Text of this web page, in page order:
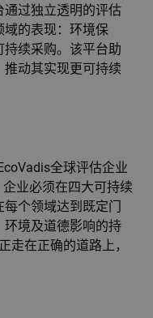
过独立透明的评估
域的表现：环境保
续采购。该平台助
动其实现更可持续
全球评估企业
业必须在四大可持续
个领域达到既定门
境及道德影响的持
在正确的道路上，